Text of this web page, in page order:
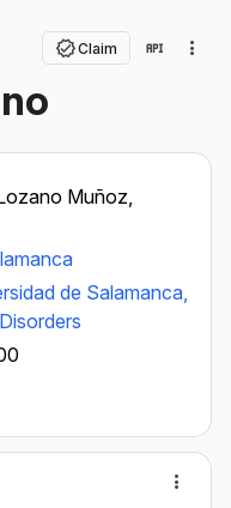
Claim
Muñoz,
de Salamanca,